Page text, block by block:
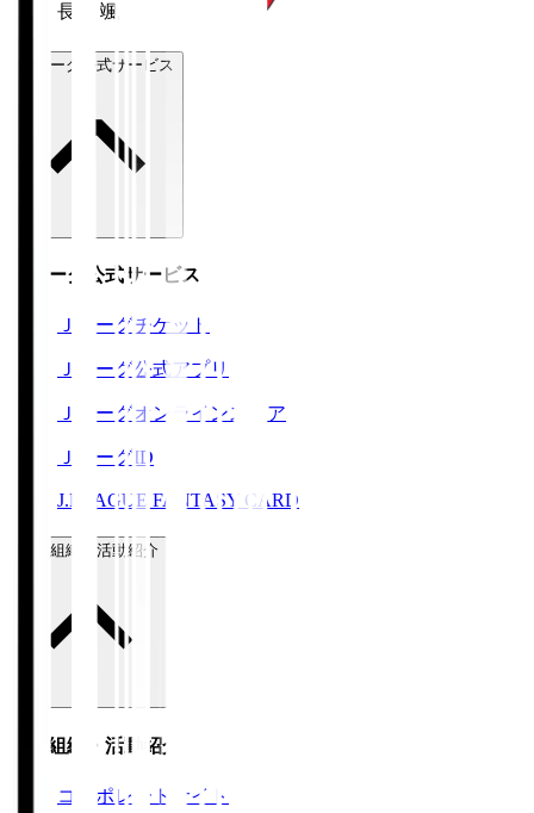
長倉 颯
Ｊリーグ公式サービス
Ｊリーグ公式サービス
Ｊリーグチケット
Ｊリーグ公式アプリ
Ｊリーグオンラインストア
ＪリーグID
J.LEAGUE FANTASY CARD
運営組織・活動紹介
運営組織・活動紹介
コーポレートサイト